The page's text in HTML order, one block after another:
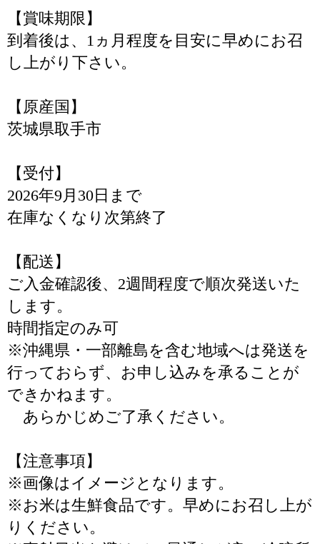
【賞味期限】
到着後は、1ヵ月程度を目安に早めにお召
し上がり下さい。
【原産国】
茨城県取手市
【受付】
2026年9月30日まで
在庫なくなり次第終了
【配送】
ご入金確認後、2週間程度で順次発送いた
します。
時間指定のみ可
※沖縄県・一部離島を含む地域へは発送を
行っておらず、お申し込みを承ることが
できかねます。
あらかじめご了承ください。
【注意事項】
※画像はイメージとなります。
※お米は生鮮食品です。早めにお召し上が
りください。